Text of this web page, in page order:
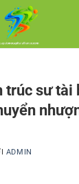
trúc sư tài
ADMIN